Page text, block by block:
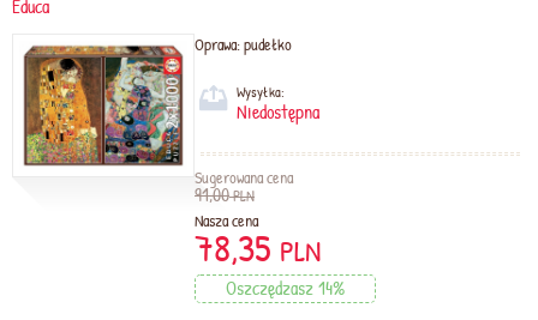
Educa
Oprawa:pudełko
Wysyłka:
Niedostępna
Sugerowana cena
91,00PLN
Nasza cena
78,35 PLN
Oszczędzasz 14%